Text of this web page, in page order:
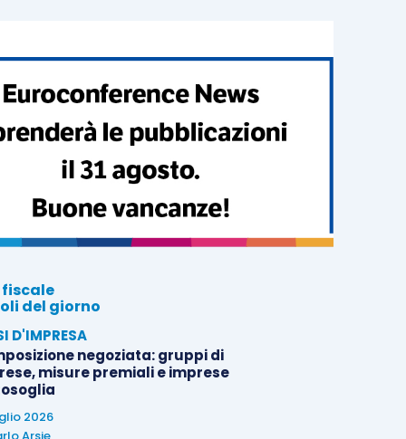
del giorno
D'IMPRESA
negoziata: gruppi di
misure premiali e imprese
2026
Arsie